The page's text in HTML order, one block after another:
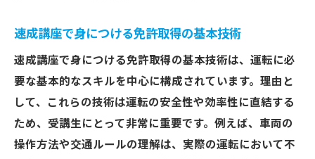
速成講座で身につける免許取得の基本技術
速成講座で身につける免許取得の基本技術は、運転に必
要な基本的なスキルを中心に構成されています。理由と
して、これらの技術は運転の安全性や効率性に直結する
ため、受講生にとって非常に重要です。例えば、車両の
操作方法や交通ルールの理解は、実際の運転において不